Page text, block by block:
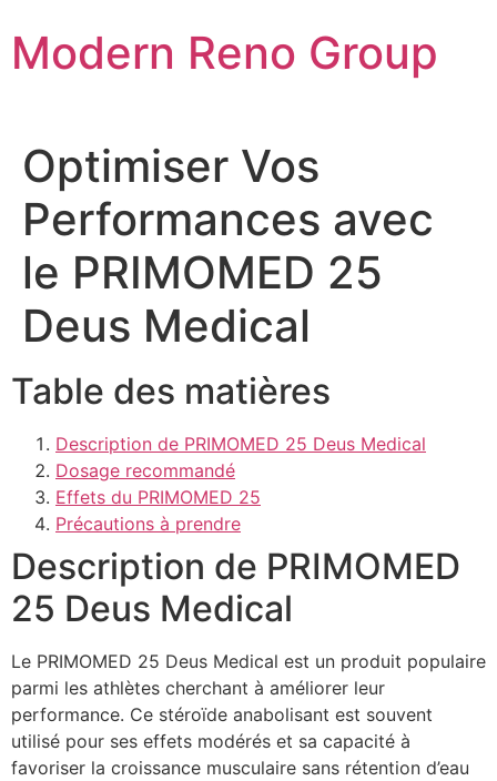
to
content
Modern Reno Group
Optimiser Vos
Performances avec
le PRIMOMED 25
Deus Medical
Table des matières
Description de PRIMOMED 25 Deus Medical
Dosage recommandé
Effets du PRIMOMED 25
Précautions à prendre
Description de PRIMOMED
25 Deus Medical
Le PRIMOMED 25 Deus Medical est un produit populaire
parmi les athlètes cherchant à améliorer leur
performance. Ce stéroïde anabolisant est souvent
utilisé pour ses effets modérés et sa capacité à
favoriser la croissance musculaire sans rétention d’eau